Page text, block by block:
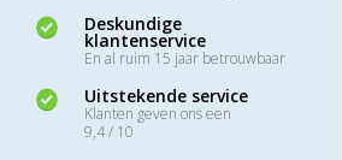
Deskundige
klantenservice
En al ruim 15 jaar betrouwbaar
Uitstekende service
Klanten geven ons een
9,4 / 10